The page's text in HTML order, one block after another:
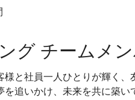
グ チームメ
様と社員一人ひとりが輝く
追いかけ、未来を共に築い